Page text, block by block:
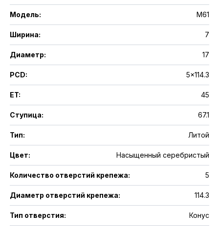
Модель: M61
Ширина: 7
Диаметр: 17
PCD: 5x114.3
ET: 45
Ступица: 67.1
Тип: Литой
Цвет: Насыщенный серебристый
Количество отверстий крепежа: 5
Диаметр отверстий крепежа: 114.3
Тип отверстия: Конус